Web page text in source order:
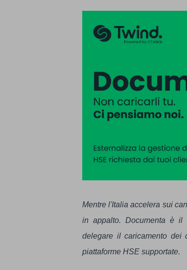
Mentre l'Italia accelera sui
in appalto. Documenta è il
delegare il caricamento dei
piattaforme HSE supportate.